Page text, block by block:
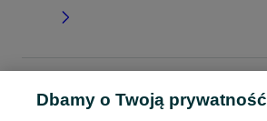
Dbamy o Twoją prywatność